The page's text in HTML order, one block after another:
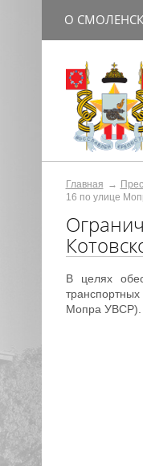
О
Главная
16 по улице
В целях
Мопра УВСР).